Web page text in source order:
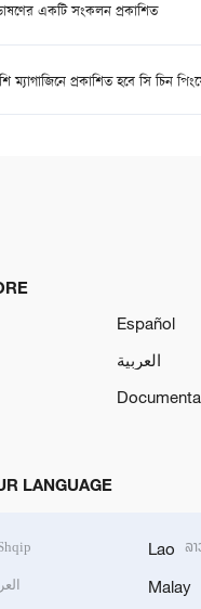
একটি সংকলন প্রকাশিত
ম্যাগাজিনে প্রকাশিত হবে সি চিন
Español
العربية
LANGUAGE
Lao ລ
Malay